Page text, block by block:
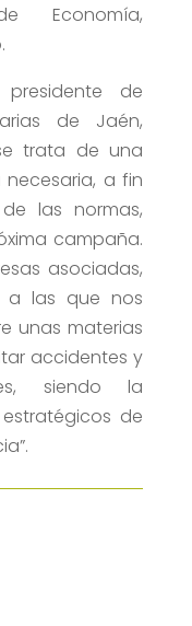
Economía,
de
de Jaén,
trata de una
a fin
las normas,
campaña.
asociadas,
a las que nos
unas materias
accidentes y
siendo la
de